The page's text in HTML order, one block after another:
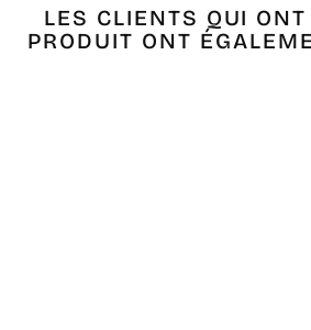
LES CLIENTS QUI ONT
PRODUIT ONT